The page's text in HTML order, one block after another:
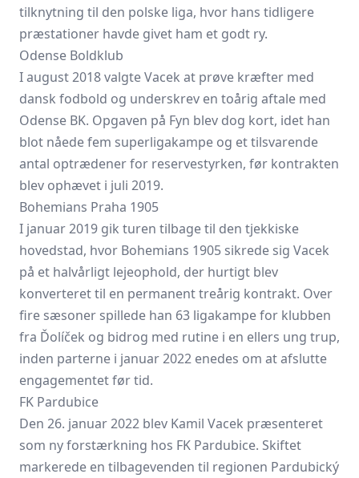
tilknytning til den polske liga, hvor hans tidligere
præstationer havde givet ham et godt ry.
Odense Boldklub
I august 2018 valgte Vacek at prøve kræfter med
dansk fodbold og underskrev en toårig aftale med
Odense BK. Opgaven på Fyn blev dog kort, idet han
blot nåede fem superligakampe og et tilsvarende
antal optrædener for reservestyrken, før kontrakten
blev ophævet i juli 2019.
Bohemians Praha 1905
I januar 2019 gik turen tilbage til den tjekkiske
hovedstad, hvor Bohemians 1905 sikrede sig Vacek
på et halvårligt lejeophold, der hurtigt blev
konverteret til en permanent treårig kontrakt. Over
fire sæsoner spillede han 63 ligakampe for klubben
fra Ďolíček og bidrog med rutine i en ellers ung trup,
inden parterne i januar 2022 enedes om at afslutte
engagementet før tid.
FK Pardubice
Den 26. januar 2022 blev Kamil Vacek præsenteret
som ny forstærkning hos FK Pardubice. Skiftet
markerede en tilbagevenden til regionen Pardubický